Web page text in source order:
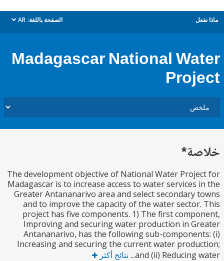
الصفحة باللغة: AR
dropdown
Madagascar National
The development objective of National Water
Madagascar is to increase access to water
Greater Antananarivo area and select secondary
and to improve the capacity of the water
project has five components. 1) The first
Improving and securing water production in
Antananarivo, has the following sub-
Increasing and securing the current water
and (ii) Reducing
نتائج أكثر